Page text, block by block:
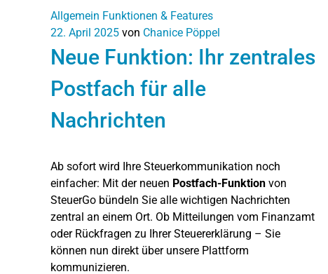
Allgemein Funktionen & Features
22. April 2025 von Chanice Pöppel
Neue Funktion: Ihr zentrales
Postfach für alle
Nachrichten
Ab sofort wird Ihre Steuerkommunikation noch
einfacher: Mit der neuen Postfach-Funktion von
SteuerGo bündeln Sie alle wichtigen Nachrichten
zentral an einem Ort. Ob Mitteilungen vom Finanzamt
oder Rückfragen zu Ihrer Steuererklärung – Sie
können nun direkt über unsere Plattform
kommunizieren.